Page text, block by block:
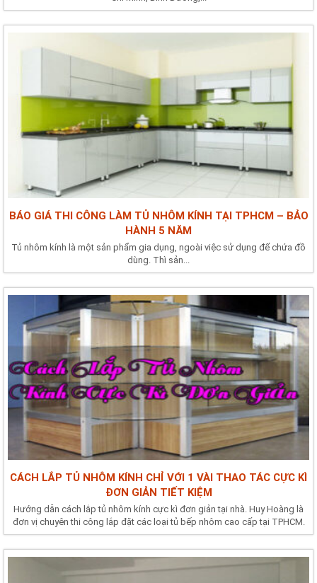
BÁO GIÁ THI CÔNG LÀM TỦ NHÔM KÍNH TẠI TPHCM – BẢO
HÀNH 5 NĂM
Tủ nhôm kính là một sản phẩm gia dụng, ngoài việc sử dụng để chứa đồ
dùng. Thì sản...
CÁCH LẮP TỦ NHÔM KÍNH CHỈ VỚI 1 VÀI THAO TÁC CỰC KÌ
ĐƠN GIẢN TIẾT KIỆM
Hướng dẫn cách lắp tủ nhôm kính cực kì đơn giản tại nhà. Huy Hoàng là
đơn vị chuyên thi công lắp đặt các loại tủ bếp nhôm cao cấp tại TPHCM.